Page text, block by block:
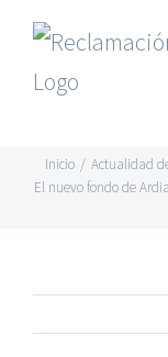
Saltar
contenido
Inicio / Actualidad
El nuevo fondo de